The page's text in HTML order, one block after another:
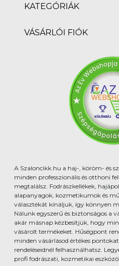
KATEGÓRIÁK
VÁSÁRLÓI FIÓK
A Szaloncikk.hu a haj-, köröm- és
minden professzionális és otthoni
megtalálsz. Fodrászkellékek,
alapanyagok, kozmetikumok és
választékát kínáljuk, így könnyen
Nálunk egyszerű és biztonságos a
akár másnap kézbesítjük, hogy
vásárolt termékeket. Hűségpont
minden vásárlásod értékes
rendeléseidnél felhasználhatsz.
profi fodrászati, kozmetikai